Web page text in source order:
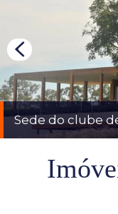
Sede do clube